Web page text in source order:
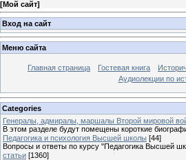
[Мой сайт]
Вход на сайт
Меню сайта
Главная страница Гостевая книга
Аудиолекции по
Categories
Генералы, адмиралы, маршалы Второй мировой
В этом разделе будут помещены короткие
Педагогика и психология Высшей школы [44]
Вопросы и ответы по курсу "Педагогика Высшей
статьи [1360]